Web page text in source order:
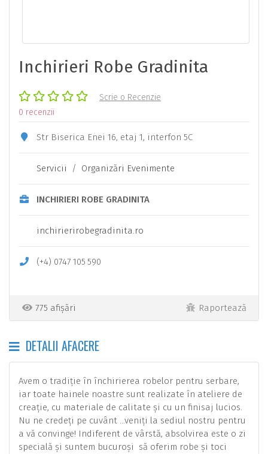
Inchirieri Robe Gradinita
Scrie o Recenzie
0 recenzii
Str Biserica Enei 16, etaj 1, interfon 5C
Servicii / Organizări Evenimente
INCHIRIERI ROBE GRADINITA
inchirierirobegradinita.ro
(+4) 0747 105 590
775 afișări Raportează
DETALII AFACERE
Avem o tradiție în închirierea robelor pentru serbare,
iar toate hainele noastre sunt realizate în ateliere de
creație, cu materiale de calitate și cu un finisaj lucios.
Nu ne credeți pe cuvânt …veniți la sediul nostru pentru
a vă convinge! Indiferent de vârstă, absolvirea este o zi
specială și suntem bucuroși să oferim robe și toci